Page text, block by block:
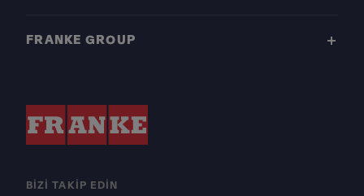
FRANKE GROUP
BIZI TAKIP EDIN